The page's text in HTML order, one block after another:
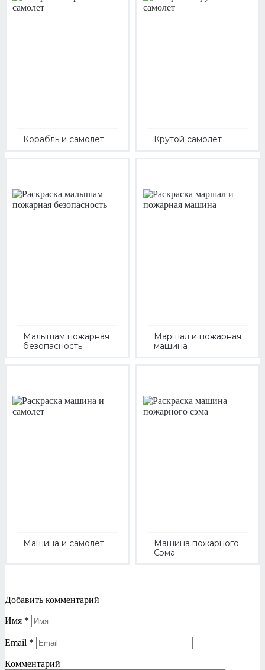
Корабль и самолет Крутой самолет
Малышам пожарная
безопасность
Маршал и пожарная
машина
Машина и самолет
Машина пожарного
Сэма
Добавить комментарий
Имя *
Email *
Комментарий